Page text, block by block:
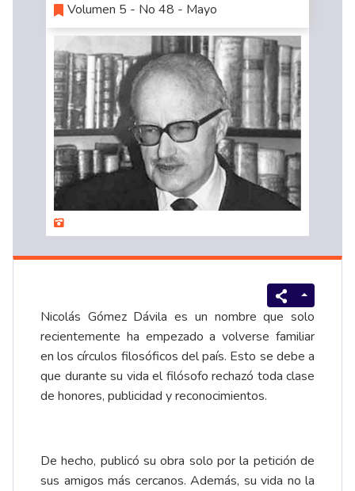
Volumen 5 - No 48 - Mayo
Nicolás Gómez Dávila es un nombre que solo
recientemente ha empezado a volverse familiar
en los círculos filosóficos del país. Esto se debe a
que durante su vida el filósofo rechazó toda clase
de honores, publicidad y reconocimientos.
De hecho, publicó su obra solo por la petición de
sus amigos más cercanos. Además, su vida no la